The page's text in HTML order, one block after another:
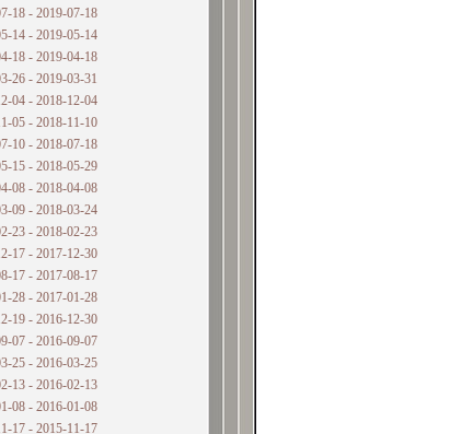
18 - 2019-07-18
14 - 2019-05-14
18 - 2019-04-18
26 - 2019-03-31
04 - 2018-12-04
05 - 2018-11-10
10 - 2018-07-18
15 - 2018-05-29
08 - 2018-04-08
09 - 2018-03-24
23 - 2018-02-23
17 - 2017-12-30
17 - 2017-08-17
28 - 2017-01-28
19 - 2016-12-30
07 - 2016-09-07
25 - 2016-03-25
13 - 2016-02-13
08 - 2016-01-08
17 - 2015-11-17